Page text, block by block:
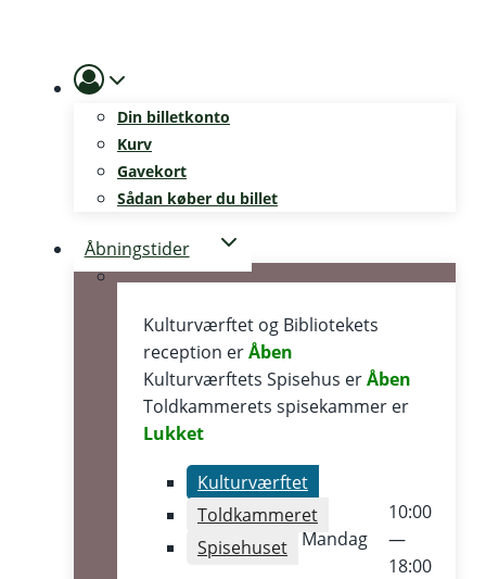
Din billetkonto
Kurv
Gavekort
Sådan køber du billet
Åbningstider
Kulturværftet og Bibliotekets
reception erÅben
Kulturværftets Spisehus erÅben
Toldkammerets spisekammer er
Lukket
Kulturværftet
Toldkammeret
Spisehuset
Mandag
10:00
—
18:00